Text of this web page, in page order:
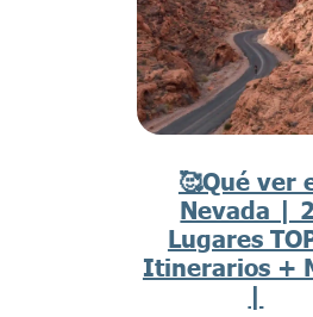
🥰Qué ver
Nevada |
Lugares
Itinerarios +
|